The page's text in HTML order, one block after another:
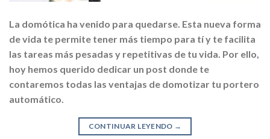
La domótica ha venido para quedarse. Esta nueva forma
de vida te permite tener más tiempo para tí y te facilita
las tareas más pesadas y repetitivas de tu vida. Por ello,
hoy hemos querido dedicar un post donde te
contaremos todas las ventajas de domotizar tu portero
automático.
CONTINUAR LEYENDO →